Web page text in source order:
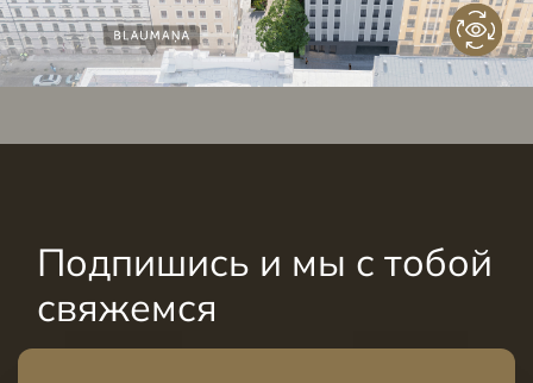
Подпишись и мы с тобой
свяжемся